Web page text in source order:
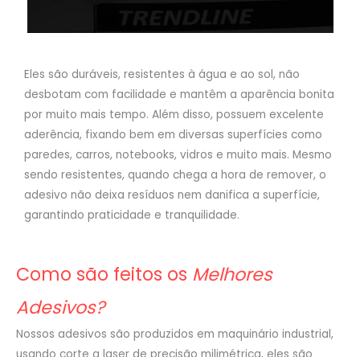
Eles são duráveis, resistentes à água e ao sol, não
desbotam com facilidade e mantêm a aparência bonita
por muito mais tempo. Além disso, possuem excelente
aderência, fixando bem em diversas superfícies como
paredes, carros, notebooks, vidros e muito mais. Mesmo
sendo resistentes, quando chega a hora de remover, o
adesivo não deixa resíduos nem danifica a superfície,
garantindo praticidade e tranquilidade.
Como são feitos os Melhores
Adesivos?
Nossos adesivos são produzidos em maquinário industrial,